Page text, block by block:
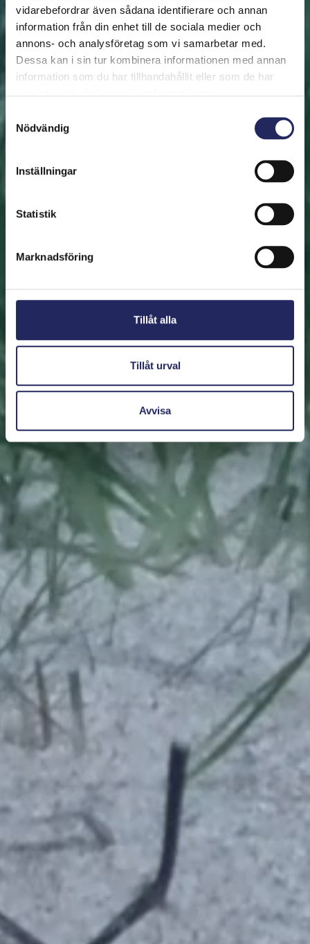
vidarebefordrar även sådana identifierare och annan
information från din enhet till de sociala medier och
annons- och analysföretag som vi samarbetar med.
Dessa kan i sin tur kombinera informationen med annan
information som du har tillhandahållit eller som de har
Nödvändig
Inställningar
Statistik
Marknadsföring
Tillåt alla
Tillåt urval
Avvisa
FRAMSIDAN HJÄLP ÖSTERSJÖN RÄDDA EN BIT
Rädda en bit
Hjälp oss att rädda Östersjön. Du kan också ge den
räddade biten som en present. En bit av Östersjön är